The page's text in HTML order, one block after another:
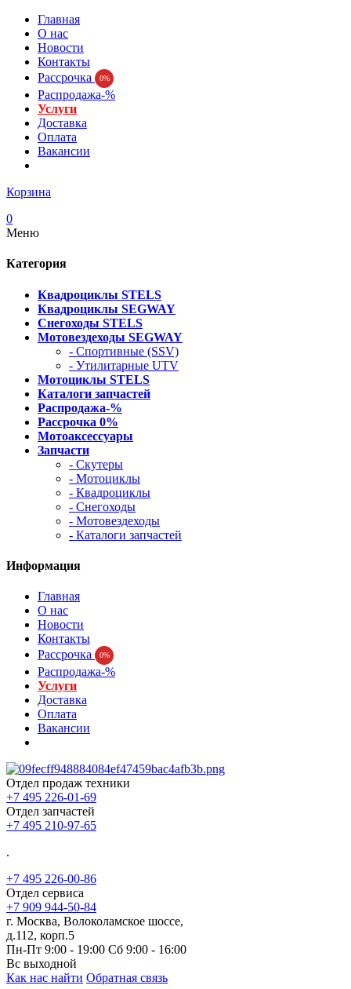
Главная
О нас
Новости
Контакты
Рассрочка
0%
Распродажа-%
Услуги
Доставка
Оплата
Вакансии
Корзина
0
Меню
Категория
Квадроциклы STELS
Квадроциклы SEGWAY
Снегоходы STELS
Мотовездеходы SEGWAY
- Спортивные (SSV)
- Утилитарные UTV
Мотоциклы STELS
Каталоги запчастей
Распродажа-%
Рассрочка 0%
Мотоаксессуары
Запчасти
- Скутеры
- Мотоциклы
- Квадроциклы
- Снегоходы
- Мотовездеходы
- Каталоги запчастей
Информация
Главная
О нас
Новости
Контакты
Рассрочка
0%
Распродажа-%
Услуги
Доставка
Оплата
Вакансии
Отдел продаж техники
+7 495 226-01-69
Отдел запчастей
+7 495 210-97-65
.
+7 495 226-00-86
Отдел сервиса
+7 909 944-50-84
г. Москва, Волоколамское шоссе,
д.112, корп.5
Пн-Пт 9:00 - 19:00 Сб 9:00 - 16:00
Вс выходной
Как нас найти Обратная связь